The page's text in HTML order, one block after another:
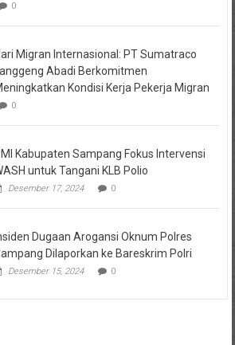
0
Migran Internasional: PT Sumatraco
Langgeng Abadi Berkomitmen
Kondisi Kerja Pekerja Migran
0
Kabupaten Sampang Fokus Intervensi
untuk Tangani KLB Polio
Desember 17, 2024 0
Dugaan Arogansi Oknum Polres
Dilaporkan ke Bareskrim Polri
Desember 15, 2024 0